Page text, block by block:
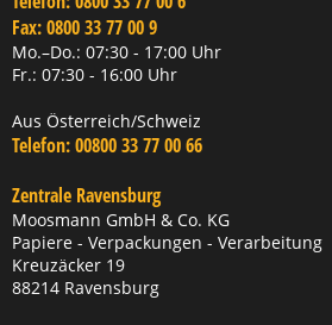
Fax:0800 33 77 00 9
Mo.–Do.: 07:30 - 17:00 Uhr
Fr.: 07:30 - 16:00 Uhr
Aus Österreich/Schweiz
Telefon:00800 33 77 00 66
Zentrale Ravensburg
Moosmann GmbH & Co. KG
Papiere - Verpackungen - Verarbeitung
Kreuzäcker 19
88214 Ravensburg